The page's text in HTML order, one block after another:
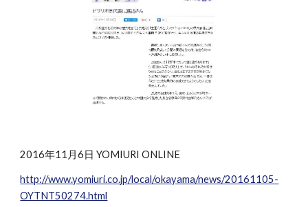
2016年11月6日 YOMIURI ONLINE
http://www.yomiuri.co.jp/local/okayama/news/20161105-
OYTNT50274.html